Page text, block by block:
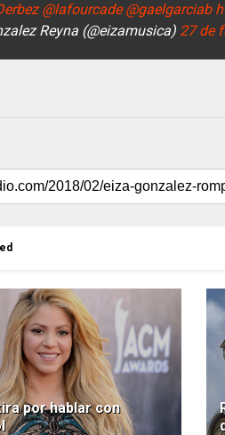
@lafourcade @gaelgarciab
Reyna (@eizamusica) 27 de
por hablar con